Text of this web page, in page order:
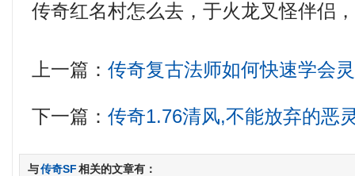
传奇红名村怎么去，于火龙叉怪伴侣
上一篇：传奇复古法师如何快速学会
下一篇：传奇1.76清风,不能放弃的恶
与传奇SF相关的文章有：